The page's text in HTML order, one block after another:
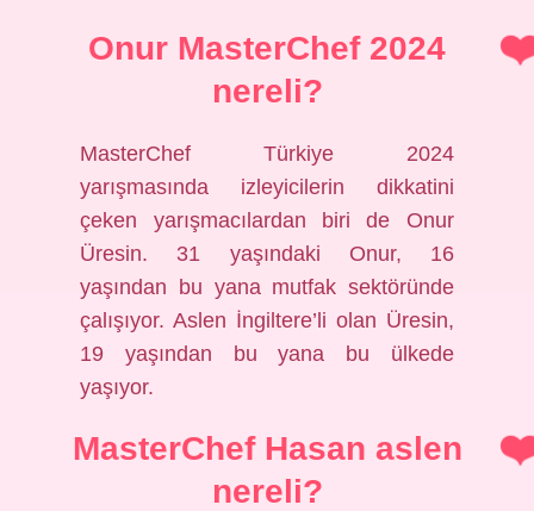
Onur MasterChef 2024
nereli?
MasterChef Türkiye 2024
yarışmasında izleyicilerin dikkatini
çeken yarışmacılardan biri de Onur
Üresin. 31 yaşındaki Onur, 16
yaşından bu yana mutfak sektöründe
çalışıyor. Aslen İngiltere’li olan Üresin,
19 yaşından bu yana bu ülkede
yaşıyor.
MasterChef Hasan aslen
nereli?